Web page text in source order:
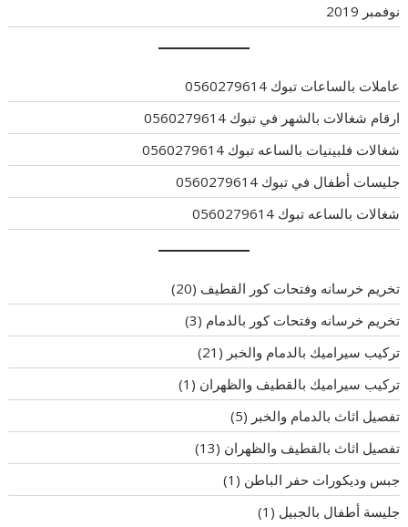
نوفمبر 2019
عاملات بالساعات تبوك 0560279614
ارقام شغالات بالشهر في تبوك 0560279614
شغالات فلبينيات بالساعه تبوك 0560279614
جليسات أطفال في تبوك 0560279614
شغالات بالساعه تبوك 0560279614
تخريم خرسانه وفتحات كور القطيف (20)
تخريم خرسانه وفتحات كور بالدمام (3)
تركيب سيراميك بالدمام والخبر (21)
تركيب سيراميك بالقطيف والظهران (1)
تفصيل اثاث بالدمام والخبر (5)
تفصيل اثاث بالقطيف والظهران (13)
جبس وديكورات حفر الباطن (1)
جليسة أطفال بالجبيل (1)